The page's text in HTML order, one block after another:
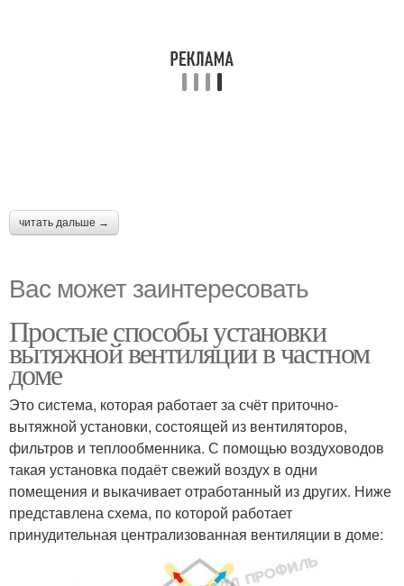
читать дальше →
Вас может заинтересовать
Простые способы установки
вытяжной вентиляции в частном
доме
Это система, которая работает за счёт приточно-
вытяжной установки, состоящей из вентиляторов,
фильтров и теплообменника. С помощью воздуховодов
такая установка подаёт свежий воздух в одни
помещения и выкачивает отработанный из других. Ниже
представлена схема, по которой работает
принудительная централизованная вентиляции в доме: